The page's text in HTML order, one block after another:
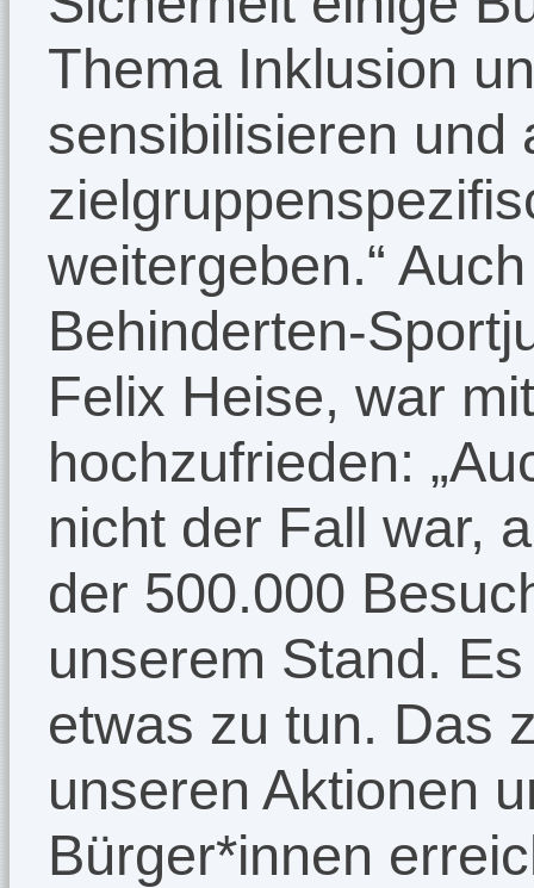
Thema Inklusion
sensibilisieren und
weitergeben.“
Behinderten-
Felix Heise, war
hochzufrieden:
nicht der Fall war,
der 500.000
unserem Stand.
etwas zu tun. Das
unseren Aktionen
Bürger*innen